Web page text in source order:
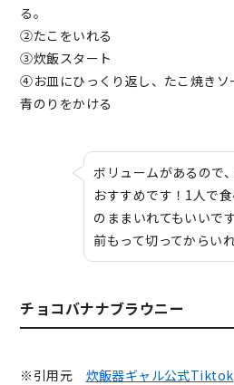
る。
②たこをいれる
③炊飯スタート
④お皿にひっくり返し、たこ焼きソ
青のりをかける
ボリュームがあるので
おすすめです！1人で
のままいれてもいいで
前もって切ってからい
チョコバナナブラウニー
※引用元 炊飯器ギャル公式Tiktok